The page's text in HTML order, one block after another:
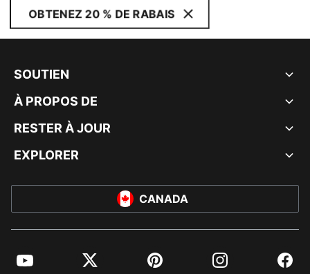
OBTENEZ 20 % DE RABAIS
SOUTIEN
À PROPOS DE
RESTER À JOUR
EXPLORER
CANADA
YouTube Twitter Pinterest Instagram